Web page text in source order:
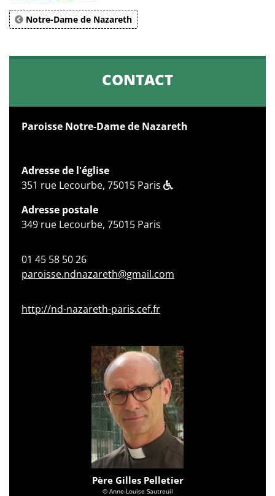
Notre-Dame de Nazareth
CONTACT
Paroisse Notre-Dame de Nazareth
Adresse de l'église
351 rue Lecourbe, 75015 Paris
Adresse postale
349 rue Lecourbe, 75015 Paris
01 45 58 50 26
paroisse.ndnazareth@gmail.com
http://nd-nazareth-paris.cef.fr
Père Gilles Pelletier
© Anne-Louise Sautreuil